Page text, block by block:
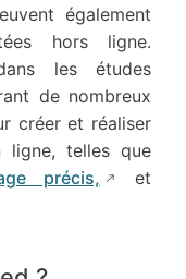
également
hors ligne.
les études
de nombreux
créer et réaliser
ligne, telles que
précis,
et